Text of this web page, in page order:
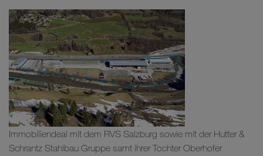
Immobiliendeal mit dem RVS Salzburg sowie mit der Hutter &
Schrantz Stahlbau Gruppe samt ihrer Tochter Oberhofer